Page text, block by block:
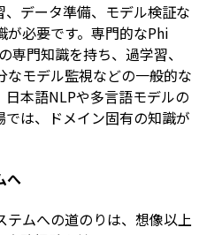
データ準備、モデル検証な
が必要です。専門的なPhi
門知識を持ち、過学習、
モデル監視などの一般的な
本語NLPや多言語モデルの
は、ドメイン固有の知識が
へ
ムへの道のりは、想像以上